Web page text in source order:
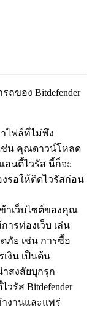
ถของ Bitdefender
ไฟล์ที่ไม่พึง
ช่น คุณดาวน์โหลด
อนตี้ไวรัส นี้ก็จะ
รอให้ติดไวรัสก่อน
าเว็บไซต์ของคุณ
ารท่องเว็บ เล่น
ภัย เช่น การซื้อ
งิน เป็นต้น
สงสัยบุกรุก
รัส Bitdefender
ำงานและแพร่